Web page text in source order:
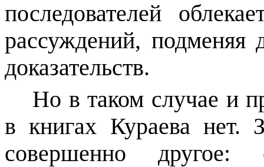
последователей
рассуждений, подменяя
доказательств.
Но в таком случае и
в книгах Кураева нет.
совершенно другое: